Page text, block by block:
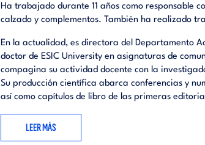
Ha trabajado durante 11 años como responsable
calzado y complementos. También ha realizado
En la actualidad, es directora del Departamento
doctor de ESIC University en asignaturas de
compagina su actividad docente con la
Su producción científica abarca conferencias y
así como capítulos de libro de las primeras
LEER MÁS